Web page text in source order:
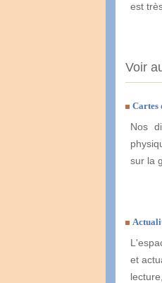
est
Voir
Cartes
Nos
sur la
et